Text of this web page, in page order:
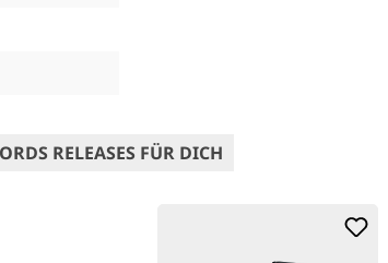
RELEASES FÜR DICH